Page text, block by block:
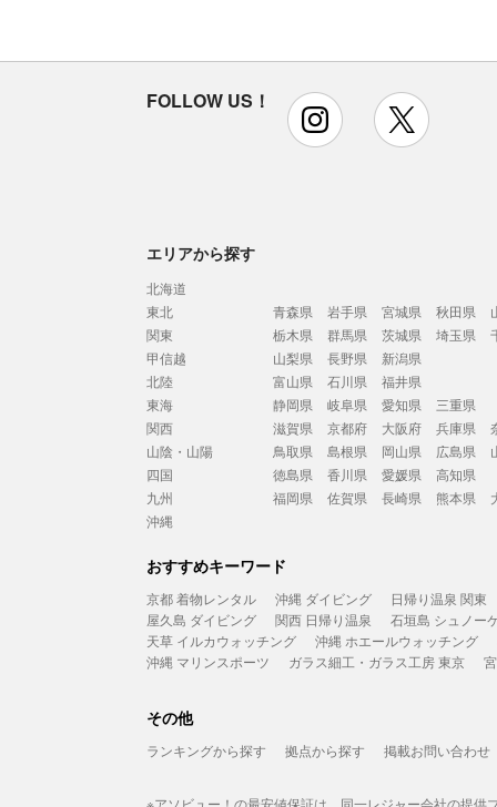
FOLLOW US！ instagram
エリアから探す
北海道
東北
青森県 岩手県 宮城県 秋田県
関東
栃木県 群馬県 茨城県 埼玉県
甲信越
山梨県 長野県
新潟県
北陸
富山県 石川県
福井県
東海
静岡県 岐阜県 愛知県
三重県
関西
滋賀県 京都府 大阪府 兵庫県
山陰・山陽
鳥取県 島根県 岡山県 広島県
四国
徳島県 香川県 愛媛県
高知県
九州
福岡県 佐賀県 長崎県 熊本県
沖縄
おすすめキーワード
京都 着物レンタル 沖縄 ダイビング 日帰り温泉 関東
屋久島 ダイビング
関西 日帰り温泉 石垣島 シュノー
天草 イルカウォッチング
沖縄 ホエールウォッチング
沖縄 マリンスポーツ
ガラス細工・ガラス工房 東京
その他
ランキングから探す 拠点から探す 掲載お問い合わせ
※アソビュー！の最安値保証は、同一レジャー会社の提